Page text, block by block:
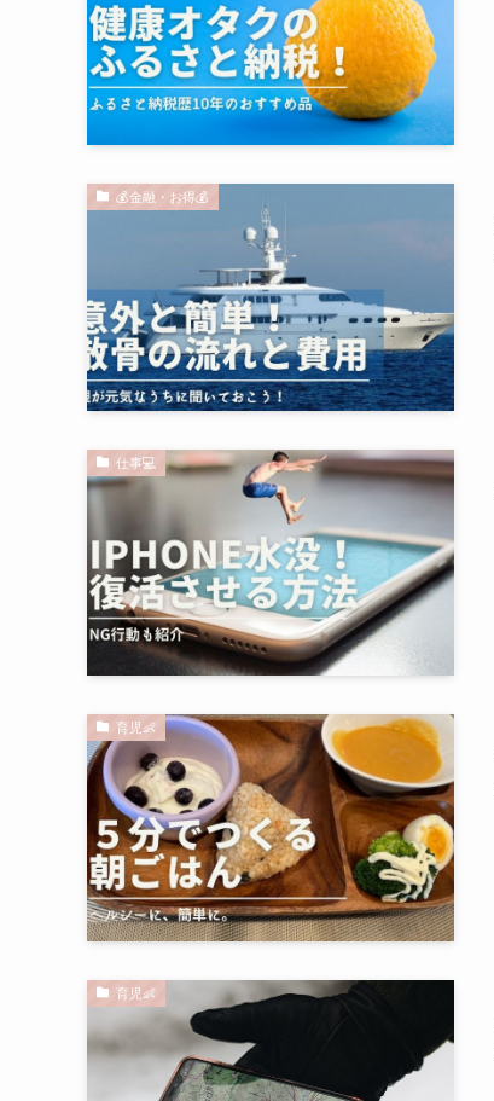
💰金融・お得💰
仕事💻
育児👶
育児👶